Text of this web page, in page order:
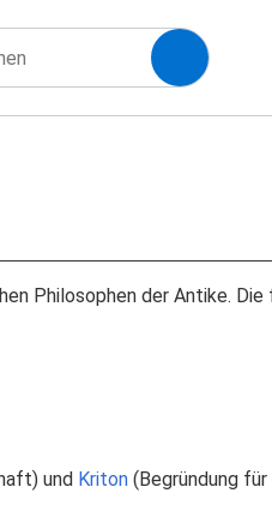
Philosophen der Antike.
und Kriton(Begründung für